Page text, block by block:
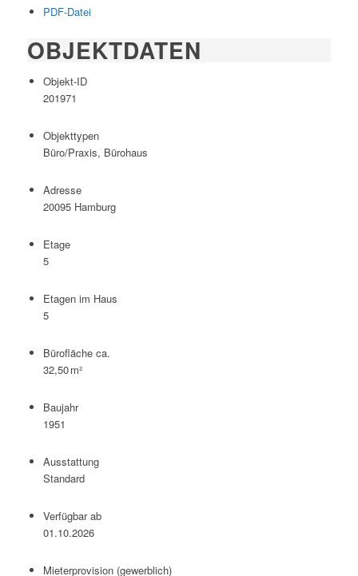
PDF-Datei
OBJEKTDATEN
Objekt-ID
201971
Objekttypen
Büro/Praxis, Bürohaus
Adresse
20095 Hamburg
Etage
5
Etagen im Haus
5
Bürofläche ca.
32,50 m²
Baujahr
1951
Ausstattung
Standard
Verfügbar ab
01.10.2026
Mieter­provision (gewerblich)